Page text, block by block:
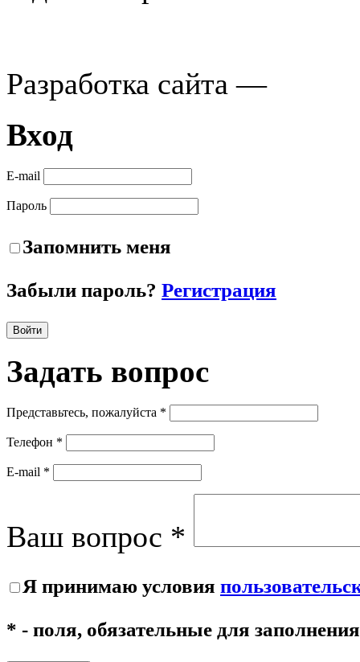
Разработка сайта —
Вход
E-mail
Пароль
Запомнить меня
Забыли пароль? Регистрация
Войти
Задать вопрос
Представьтесь, пожалуйста *
Телефон *
E-mail *
Ваш вопрос *
Я принимаю условия
* - поля, обязательные для заполнения